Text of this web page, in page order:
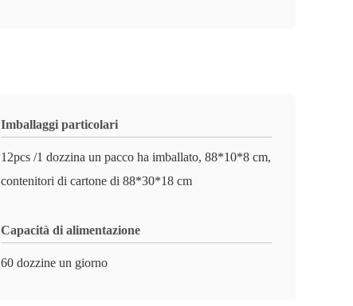
Imballaggi particolari
12pcs /1 dozzina un pacco ha imballato, 88*10*8 cm,
contenitori di cartone di 88*30*18 cm
Capacità di alimentazione
60 dozzine un giorno